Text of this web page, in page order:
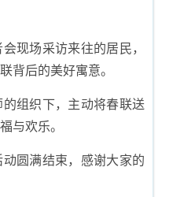
现场采访来往的居民，
背后的美好寓意。
组织下，主动将春联送
与欢乐。
圆满结束，感谢大家的